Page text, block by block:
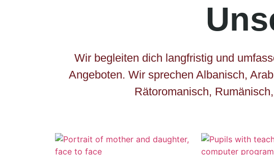
Wir begleiten dich langfristig und
Angeboten. Wir sprechen Albanisch,
Rätoromanisch,